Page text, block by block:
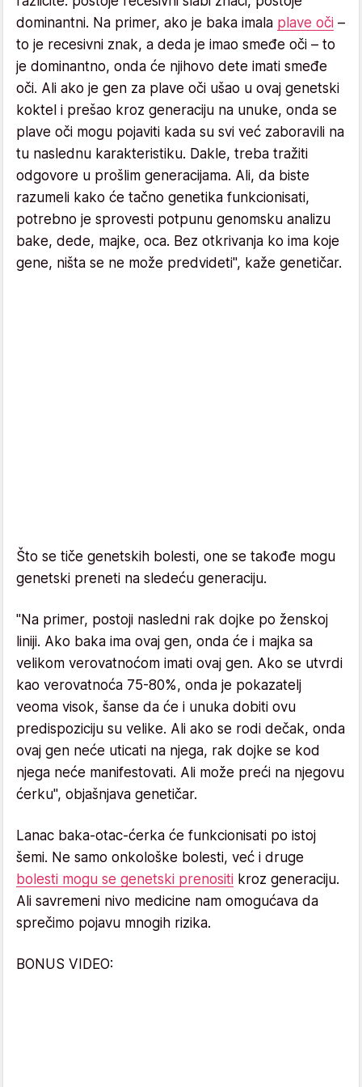
dominantni. Na primer, ako je baka imala plave oči –
to je recesivni znak, a deda je imao smeđe oči – to
je dominantno, onda će njihovo dete imati smeđe
oči. Ali ako je gen za plave oči ušao u ovaj genetski
koktel i prešao kroz generaciju na unuke, onda se
plave oči mogu pojaviti kada su svi već zaboravili na
tu naslednu karakteristiku. Dakle, treba tražiti
odgovore u prošlim generacijama. Ali, da biste
razumeli kako će tačno genetika funkcionisati,
potrebno je sprovesti potpunu genomsku analizu
bake, dede, majke, oca. Bez otkrivanja ko ima koje
gene, ništa se ne može predvideti", kaže genetičar.
Što se tiče genetskih bolesti, one se takođe mogu
genetski preneti na sledeću generaciju.
"Na primer, postoji nasledni rak dojke po ženskoj
liniji. Ako baka ima ovaj gen, onda će i majka sa
velikom verovatnoćom imati ovaj gen. Ako se utvrdi
kao verovatnoća 75-80%, onda je pokazatelj
veoma visok, šanse da će i unuka dobiti ovu
predispoziciju su velike. Ali ako se rodi dečak, onda
ovaj gen neće uticati na njega, rak dojke se kod
njega neće manifestovati. Ali može preći na njegovu
ćerku", objašnjava genetičar.
Lanac baka-otac-ćerka će funkcionisati po istoj
šemi. Ne samo onkološke bolesti, već i druge
bolesti mogu se genetski prenositi kroz generaciju.
Ali savremeni nivo medicine nam omogućava da
sprečimo pojavu mnogih rizika.
BONUS VIDEO: